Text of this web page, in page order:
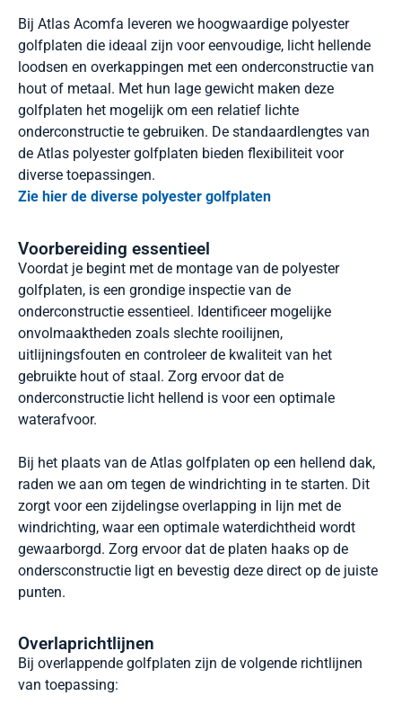
Bij Atlas Acomfa leveren we hoogwaardige polyester
golfplaten die ideaal zijn voor eenvoudige, licht hellende
loodsen en overkappingen met een onderconstructie van
hout of metaal. Met hun lage gewicht maken deze
golfplaten het mogelijk om een relatief lichte
onderconstructie te gebruiken. De standaardlengtes van
de Atlas polyester golfplaten bieden flexibiliteit voor
diverse toepassingen.
Zie hier de diverse polyester golfplaten
Voorbereiding essentieel
Voordat je begint met de montage van de polyester
golfplaten, is een grondige inspectie van de
onderconstructie essentieel. Identificeer mogelijke
onvolmaaktheden zoals slechte rooilijnen,
uitlijningsfouten en controleer de kwaliteit van het
gebruikte hout of staal. Zorg ervoor dat de
onderconstructie licht hellend is voor een optimale
waterafvoor.
Bij het plaats van de Atlas golfplaten op een hellend dak,
raden we aan om tegen de windrichting in te starten. Dit
zorgt voor een zijdelingse overlapping in lijn met de
windrichting, waar een optimale waterdichtheid wordt
gewaarborgd. Zorg ervoor dat de platen haaks op de
ondersconstructie ligt en bevestig deze direct op de juiste
punten.
Overlaprichtlijnen
Bij overlappende golfplaten zijn de volgende richtlijnen
van toepassing: